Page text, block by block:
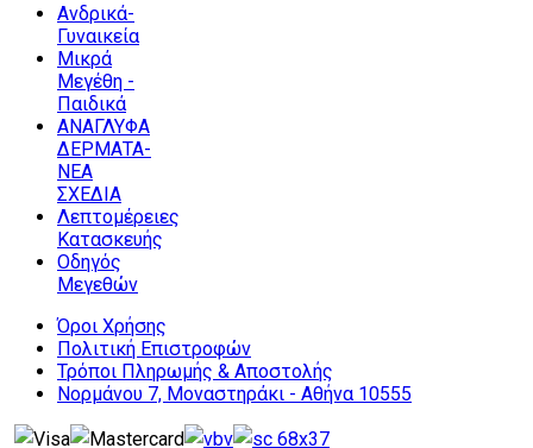
Ανδρικά-
Γυναικεία
Μικρά
Μεγέθη -
Παιδικά
ΑΝΑΓΛΥΦΑ
ΔΕΡΜΑΤΑ-
ΝΕΑ
ΣΧΕΔΙΑ
Λεπτομέρειες
Κατασκευής
Οδηγός
Μεγεθών
Όροι Χρήσης
Πολιτική Επιστροφών
Τρόποι Πληρωμής & Αποστολής
Νορμάνου 7, Μοναστηράκι - Αθήνα 10555